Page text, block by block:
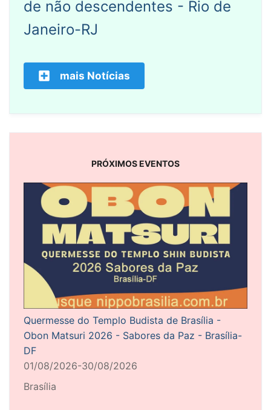
de não descendentes - Rio de
Janeiro-RJ
mais Notícias
PRÓXIMOS EVENTOS
Quermesse do Templo Budista de Brasília -
Obon Matsuri 2026 - Sabores da Paz - Brasília-
DF
01/08/2026-30/08/2026
Brasília